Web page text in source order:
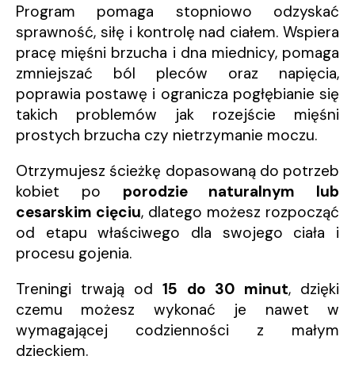
Program pomaga stopniowo odzyskać
sprawność, siłę i kontrolę nad ciałem. Wspiera
pracę mięśni brzucha i dna miednicy, pomaga
zmniejszać ból pleców oraz napięcia,
poprawia postawę i ogranicza pogłębianie się
takich problemów jak rozejście mięśni
prostych brzucha czy nietrzymanie moczu.
Otrzymujesz ścieżkę dopasowaną do potrzeb
kobiet po porodzie naturalnym lub
cesarskim cięciu, dlatego możesz rozpocząć
od etapu właściwego dla swojego ciała i
procesu gojenia.
Treningi trwają od15 do 30 minut, dzięki
czemu możesz wykonać je nawet w
wymagającej codzienności z małym
dzieckiem.